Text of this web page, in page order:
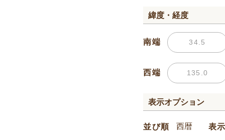
緯度・経度
南端
西端
表示オプション
並び順 表